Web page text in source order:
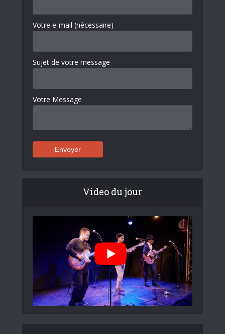
Votre e-mail (nécessaire)
Sujet de votre message
Votre Message
Video du jour